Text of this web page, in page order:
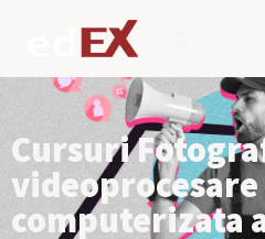
Cursuri
videoprocesare
computerizata